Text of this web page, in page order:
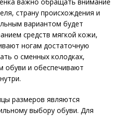
страну происхождения и
вариантом будет
средств мягкой кожи,
ногам достаточную
о сменных колодках,
обуви и обеспечивают
размеров являются
выбору обуви. Для